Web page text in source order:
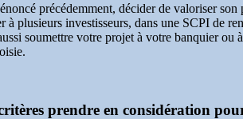
précédemment, décider de valoriser
à plusieurs investisseurs, dans une SCPI de
soumettre votre projet à votre banquier ou
prendre en considération